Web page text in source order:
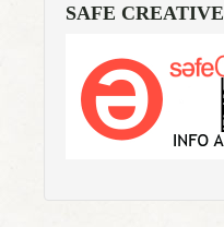
SAFE CREATIVE